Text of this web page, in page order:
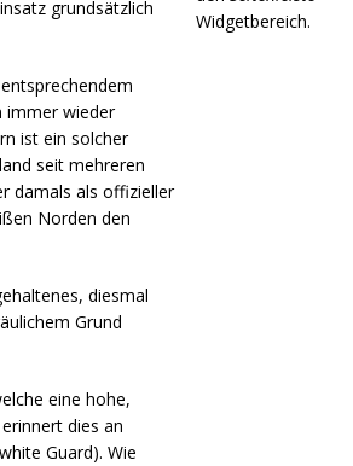
grundsätzlich
immer wieder
ist ein solcher
seit mehreren
damals als offizieller
Norden den
diesmal
Grund
eine hohe,
dies an
Guard). Wie
Widgetbereich.